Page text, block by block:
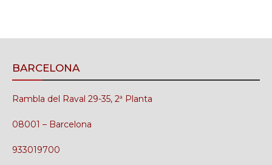
BARCELONA
Rambla del Raval 29-35, 2ª Planta
08001 – Barcelona
933019700